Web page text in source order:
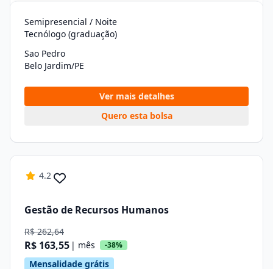
Semipresencial / Noite
Tecnólogo (graduação)
Sao Pedro
Belo Jardim/PE
Ver mais detalhes
Quero esta bolsa
4.2
Gestão de Recursos Humanos
R$ 262,64
R$ 163,55 | mês -38%
Mensalidade grátis